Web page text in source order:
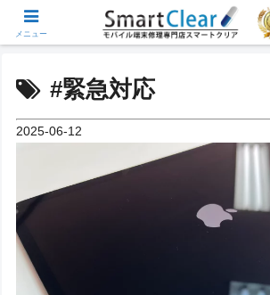
#緊急対応
2025-06-12
メニュー